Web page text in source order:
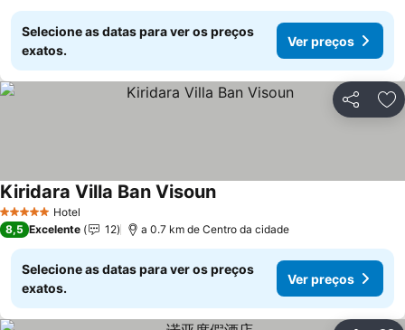
Selecione as datas para ver os preços
exatos.
Ver preços
Partilhar
5 Estrelas Hotel
Kiridara Villa Ban VisounVer preços
8,5 Excelente 12 a 0.7 km de Centro da cidade
Selecione as datas para ver os preços
exatos.
Ver preços